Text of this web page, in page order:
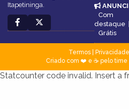
Itapetininga.
Com
destaque |
Grátis
Termos| Privacidade
Criado com ❤️ e ☕ pelo time
Statcounter code invalid. Insert a